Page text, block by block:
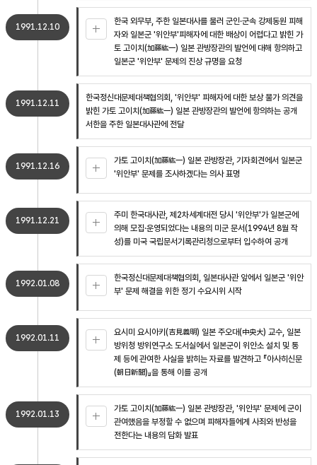
1991.12.10
한국 외무부, 주한 일본대사를 불러 군인·군속 강제동원 피해
자와 일본군 '위안부'피해자에 대한 배상이 어렵다고 밝힌 가
토 고이치(加藤紘一) 일본 관방장관의 발언에 대해 항의하고
일본군 '위안부' 문제의 진상 규명을 요청
1991.12.11
한국정신대문제대책협의회, '위안부' 피해자에 대한 보상 불가 의견을
밝힌 가토 고이치(加藤紘一) 일본 관방장관의 발언에 항의하는 공개
서한을 주한 일본대사관에 전달
1991.12.16
가토 고이치(加藤紘一) 일본 관방장관, 기자회견에서 일본군
'위안부' 문제를 조사하겠다는 의사 표명
1991.12.21
주미 한국대사관, 제2차세계대전 당시 '위안부'가 일본군에
의해 모집·운영되었다는 내용의 미군 문서(1994년 8월 작
성)를 미국 국립문서기록관리청으로부터 입수하여 공개
1992.01.08
한국정신대문제대책협의회, 일본대사관 앞에서 일본군 '위안
부' 문제 해결을 위한 정기 수요시위 시작
1992.01.11
요시미 요시아키(吉見義明) 일본 주오대(中央大) 교수, 일본
방위청 방위연구소 도서실에서 일본군이 위안소 설치 및 통
제 등에 관여한 사실을 밝히는 자료를 발견하고 『아사히신문
(朝日新聞)』을 통해 이를 공개
1992.01.13
가토 고이치(加藤紘一) 일본 관방장관, '위안부' 문제에 군이
관여했음을 부정할 수 없으며 피해자들에게 사죄와 반성을
전한다는 내용의 담화 발표